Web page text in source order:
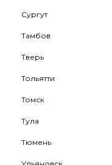
Сургут
Тамбов
Тверь
Тольятти
Томск
Тула
Тюмень